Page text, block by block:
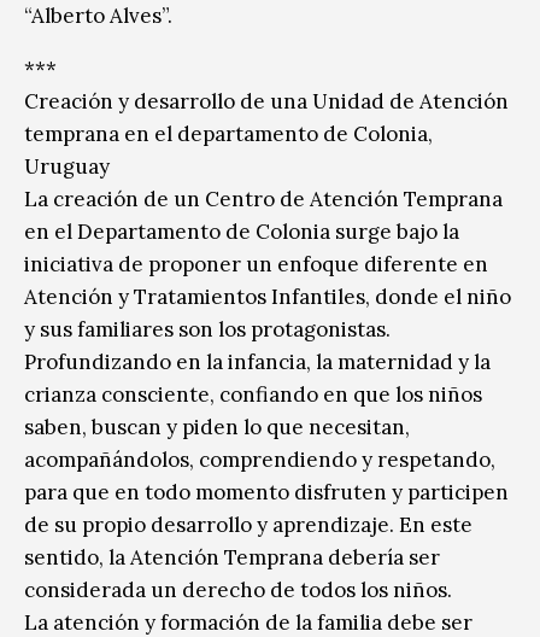
“Alberto Alves”.
***
Creación y desarrollo de una Unidad de Atención
temprana en el departamento de Colonia,
Uruguay
La creación de un Centro de Atención Temprana
en el Departamento de Colonia surge bajo la
iniciativa de proponer un enfoque diferente en
Atención y Tratamientos Infantiles, donde el niño
y sus familiares son los protagonistas.
Profundizando en la infancia, la maternidad y la
crianza consciente, confiando en que los niños
saben, buscan y piden lo que necesitan,
acompañándolos, comprendiendo y respetando,
para que en todo momento disfruten y participen
de su propio desarrollo y aprendizaje. En este
sentido, la Atención Temprana debería ser
considerada un derecho de todos los niños.
La atención y formación de la familia debe ser